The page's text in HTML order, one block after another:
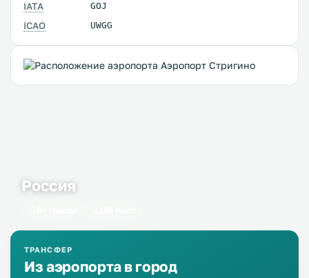
IATA GOJ
ICAO UWGG
Россия
ТРАНСФЕР
Из аэропорта в город